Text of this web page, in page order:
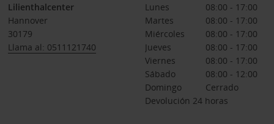
Lilienthalcenter
Hannover
30179
Llama al: 0511121740
Lunes
08:00 - 17:00
Martes
08:00 - 17:00
Miércoles
08:00 - 17:00
Jueves
08:00 - 17:00
Viernes
08:00 - 17:00
Sábado
08:00 - 12:00
Domingo
Cerrado
Devolución 24 horas